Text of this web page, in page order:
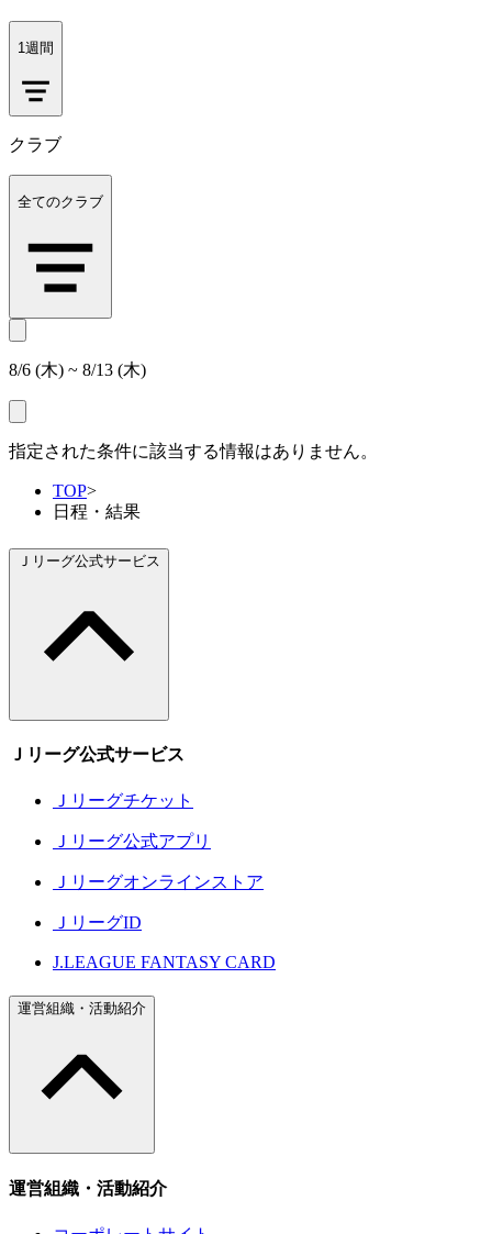
1週間
クラブ
全てのクラブ
8/6 (木) ~ 8/13 (木)
指定された条件に該当する情報はありません。
TOP>
日程・結果
Ｊリーグ公式サービス
Ｊリーグ公式サービス
Ｊリーグチケット
Ｊリーグ公式アプリ
Ｊリーグオンラインストア
ＪリーグID
J.LEAGUE FANTASY CARD
運営組織・活動紹介
運営組織・活動紹介